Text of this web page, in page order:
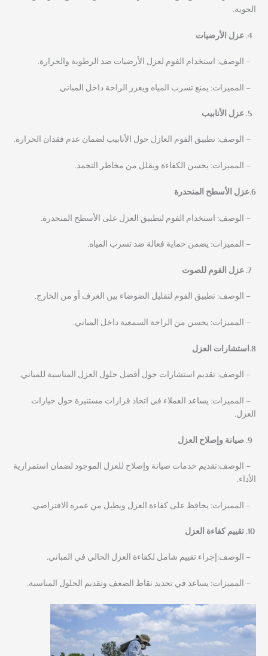
الجوية.
عزل الأرضيات
– الوصف: استخدام الفوم لعزل الأرضيات ضد الرطوبة والحرارة.
– المميزات: يمنع تسرب المياه ويعزز الراحة داخل المباني.
عزل الأنابيب
– الوصف: تطبيق الفوم العازل حول الأنابيب لضمان عدم فقدان الحرارة.
– المميزات: يحسن الكفاءة ويقلل من مخاطر التجمد.
6.عزل الأسطح المنحدرة
– الوصف: استخدام الفوم لتطبيق العزل على الأسطح المنحدرة.
– المميزات: يضمن حماية فعالة ضد تسرب المياه.
عزل الفوم للصوت
– الوصف: تطبيق الفوم لتقليل الضوضاء بين الغرف أو من الخارج.
– المميزات: يحسن من الراحة السمعية داخل المباني.
8.استشارات العزل
– الوصف: تقديم استشارات حول أفضل حلول العزل المناسبة للمباني.
– المميزات: يساعد العملاء في اتخاذ قرارات مستنيرة حول خيارات
العزل.
صيانة وإصلاح العزل
– الوصف:تقديم خدمات صيانة وإصلاح للعزل الموجود لضمان استمرارية
الأداء.
– المميزات: يحافظ على كفاءة العزل ويطيل من عمره الافتراضي.
تقييم كفاءة العزل
– الوصف:إجراء تقييم شامل لكفاءة العزل الحالي في المباني.
– المميزات: يساعد في تحديد نقاط الضعف وتقديم الحلول المناسبة.